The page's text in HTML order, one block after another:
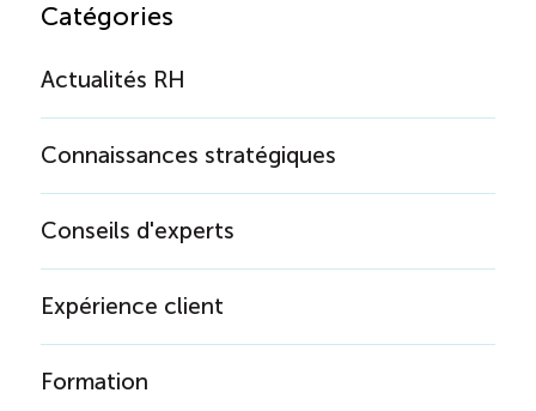
Catégories
Actualités RH
Connaissances stratégiques
Conseils d'experts
Expérience client
Formation